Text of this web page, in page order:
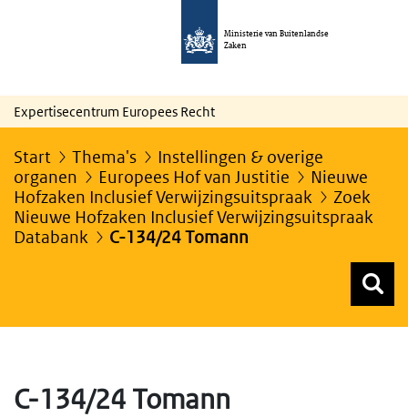
Ministerie van Buitenlandse
Zaken
Expertisecentrum Europees Recht
Start Thema's
Instellingen & overige
organen
Europees Hof van Justitie
Nieuwe
Hofzaken Inclusief Verwijzingsuitspraak
Zoek
Nieuwe Hofzaken Inclusief Verwijzingsuitspraak
Databank
C-134/24 Tomann
C-134/24 Tomann